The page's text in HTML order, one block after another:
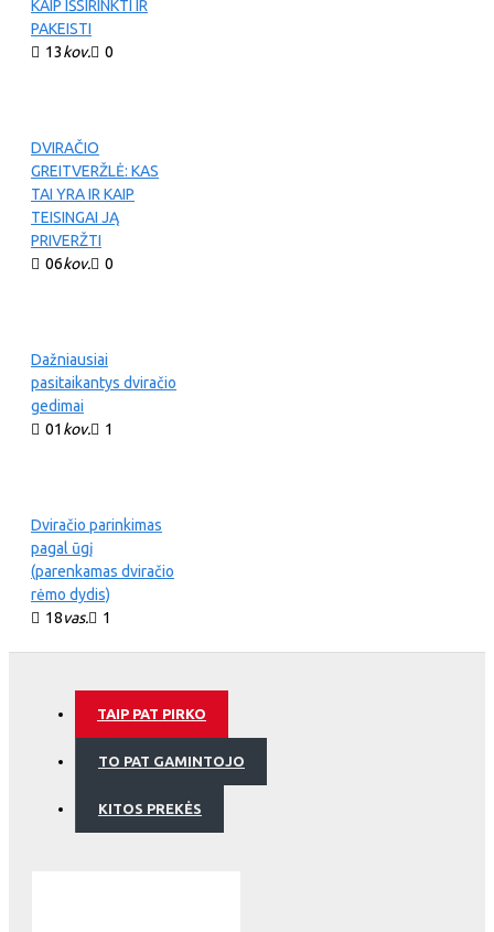
KAIP IŠSIRINKTI IR
PAKEISTI
13kov. 0
DVIRAČIO
GREITVERŽLĖ: KAS
TAI YRA IR KAIP
TEISINGAI JĄ
PRIVERŽTI
06kov. 0
Dažniausiai
pasitaikantys dviračio
gedimai
01kov. 1
Dviračio parinkimas
pagal ūgį
(parenkamas dviračio
rėmo dydis)
18vas. 1
TAIP PAT PIRKO
TO PAT GAMINTOJO
KITOS PREKĖS